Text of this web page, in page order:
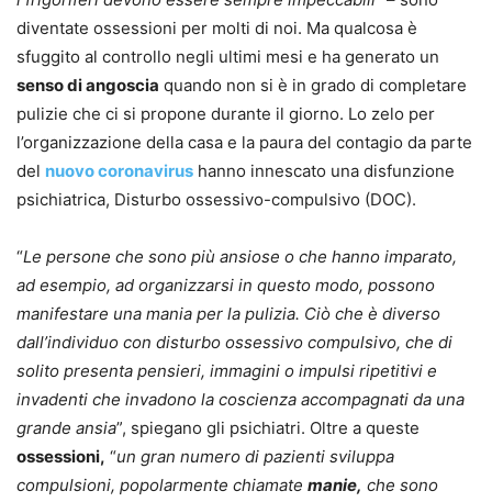
diventate ossessioni per molti di noi. Ma qualcosa è
sfuggito al controllo negli ultimi mesi e ha generato un
senso di angoscia quando non si è in grado di completare
pulizie che ci si propone durante il giorno. Lo zelo per
l’organizzazione della casa e la paura del contagio da parte
del nuovo coronavirus hanno innescato una disfunzione
psichiatrica, Disturbo ossessivo-compulsivo (DOC).
“Le persone che sono più ansiose o che hanno imparato,
ad esempio, ad organizzarsi in questo modo, possono
manifestare una mania per la pulizia. Ciò che è diverso
dall’individuo con disturbo ossessivo compulsivo, che di
solito presenta pensieri, immagini o impulsi ripetitivi e
invadenti che invadono la coscienza accompagnati da una
grande ansia”, spiegano gli psichiatri. Oltre a queste
ossessioni, “un gran numero di pazienti sviluppa
compulsioni, popolarmente chiamate manie, che sono